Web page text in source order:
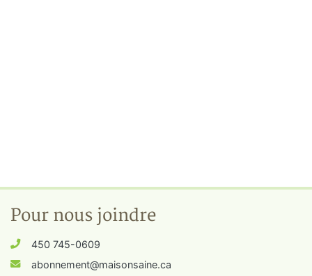
Pour nous joindre
450 745-0609
abonnement@maisonsaine.ca